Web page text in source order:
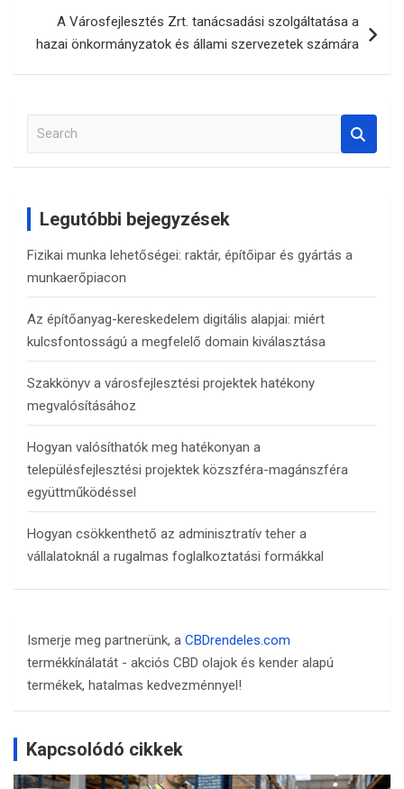
A Városfejlesztés Zrt. tanácsadási szolgáltatása a
hazai önkormányzatok és állami szervezetek számára
a
Legutóbbi bejegyzések
Fizikai munka lehetőségei: raktár, építőipar és gyártás a
munkaerőpiacon
Az építőanyag-kereskedelem digitális alapjai: miért
kulcsfontosságú a megfelelő domain kiválasztása
Szakkönyv a városfejlesztési projektek hatékony
megvalósításához
Hogyan valósíthatók meg hatékonyan a
településfejlesztési projektek közszféra-magánszféra
együttműködéssel
Hogyan csökkenthető az adminisztratív teher a
vállalatoknál a rugalmas foglalkoztatási formákkal
Ismerje meg partnerünk, a CBDrendeles.com
termékkínálatát - akciós CBD olajok és kender alapú
termékek, hatalmas kedvezménnyel!
Kapcsolódó cikkek